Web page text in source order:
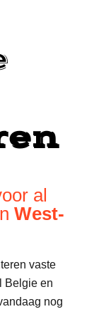
al
West-
vaste
Belgie en
nog